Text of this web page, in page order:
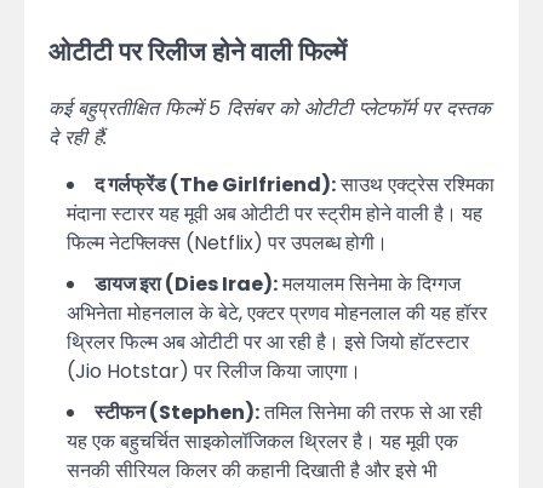
ओटीटी पर रिलीज होने वाली फिल्में
कई बहुप्रतीक्षित फिल्में 5 दिसंबर को ओटीटी प्लेटफॉर्म पर दस्तक
दे रही हैं:
द गर्लफ्रेंड (The Girlfriend):साउथ एक्ट्रेस रश्मिका
मंदाना स्टारर यह मूवी अब ओटीटी पर स्ट्रीम होने वाली है। यह
फिल्म नेटफ्लिक्स (Netflix) पर उपलब्ध होगी।
डायज इरा (Dies Irae):मलयालम सिनेमा के दिग्गज
अभिनेता मोहनलाल के बेटे, एक्टर प्रणव मोहनलाल की यह हॉरर
थ्रिलर फिल्म अब ओटीटी पर आ रही है। इसे जियो हॉटस्टार
(Jio Hotstar) पर रिलीज किया जाएगा।
स्टीफन (Stephen):तमिल सिनेमा की तरफ से आ रही
यह एक बहुचर्चित साइकोलॉजिकल थ्रिलर है। यह मूवी एक
सनकी सीरियल किलर की कहानी दिखाती है और इसे भी